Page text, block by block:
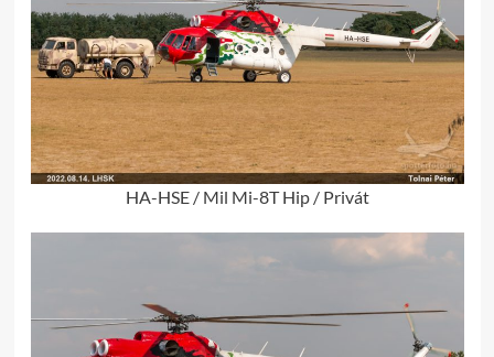
HA-HSE / Mil Mi-8T Hip / Privát